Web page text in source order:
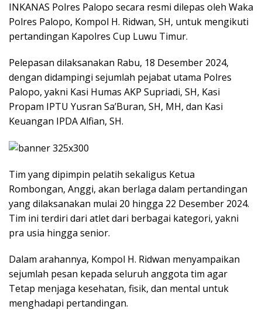
INKANAS Polres Palopo secara resmi dilepas oleh Waka
Polres Palopo, Kompol H. Ridwan, SH, untuk mengikuti
pertandingan Kapolres Cup Luwu Timur.
Pelepasan dilaksanakan Rabu, 18 Desember 2024,
dengan didampingi sejumlah pejabat utama Polres
Palopo, yakni Kasi Humas AKP Supriadi, SH, Kasi
Propam IPTU Yusran Sa’Buran, SH, MH, dan Kasi
Keuangan IPDA Alfian, SH.
Tim yang dipimpin pelatih sekaligus Ketua
Rombongan, Anggi, akan berlaga dalam pertandingan
yang dilaksanakan mulai 20 hingga 22 Desember 2024.
Tim ini terdiri dari atlet dari berbagai kategori, yakni
pra usia hingga senior.
Dalam arahannya, Kompol H. Ridwan menyampaikan
sejumlah pesan kepada seluruh anggota tim agar
Tetap menjaga kesehatan, fisik, dan mental untuk
menghadapi pertandingan.